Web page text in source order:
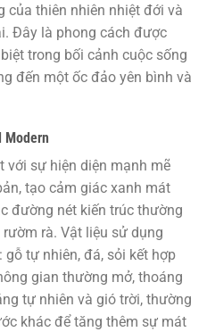
của thiên nhiên nhiệt đới và
Đây là phong cách được
trong bối cảnh cuộc sống
đến một ốc đảo yên bình và
Modern
với sự hiện diện mạnh mẽ
tạo cảm giác xanh mát
đường nét kiến trúc thường
rà. Vật liệu sử dụng
tự nhiên, đá, sỏi kết hợp
gian thường mở, thoáng
tự nhiên và gió trời, thường
khác để tăng thêm sự mát